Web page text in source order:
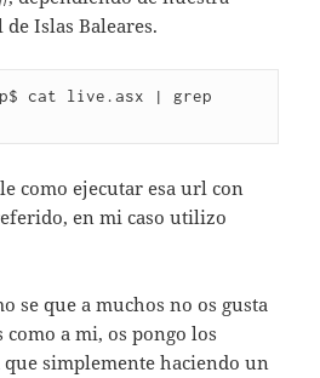
Islas Baleares.
cat live.asx | grep
como ejecutar esa url con
en mi caso utilizo
se que a muchos no os gusta
a mi, os pongo los
que simplemente haciendo un